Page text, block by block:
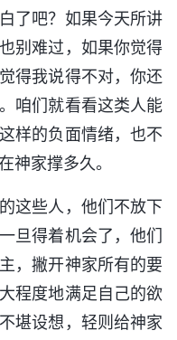
了吧？如果今天所讲
别难过，如果你觉得
得我说得不对，你还
咱们就看看这类人能
样的负面情绪，也不
神家撑多久。
这些人，他们不放下
旦得着机会了，他们
，撇开神家所有的要
程度地满足自己的欲
堪设想，轻则给神家